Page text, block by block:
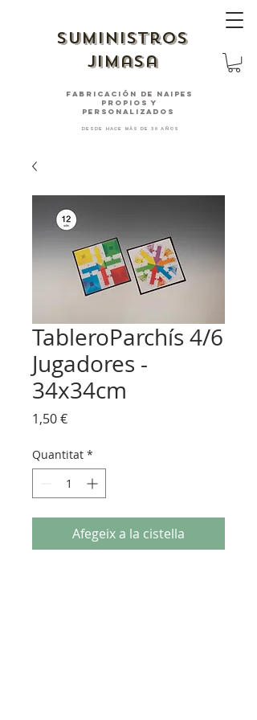
suministros
jimasa
fabricación de naipes
PROPIOS Y
PERSONALIZADOS
desde hace más de 30 años
TableroParchís 4/6
Jugadores -
34x34cm
1,50 €Price
Quantitat *
Afegeix a la cistella